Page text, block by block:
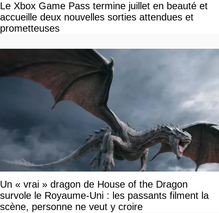
Le Xbox Game Pass termine juillet en beauté et
accueille deux nouvelles sorties attendues et
prometteuses
Un « vrai » dragon de House of the Dragon
survole le Royaume-Uni : les passants filment la
scène, personne ne veut y croire